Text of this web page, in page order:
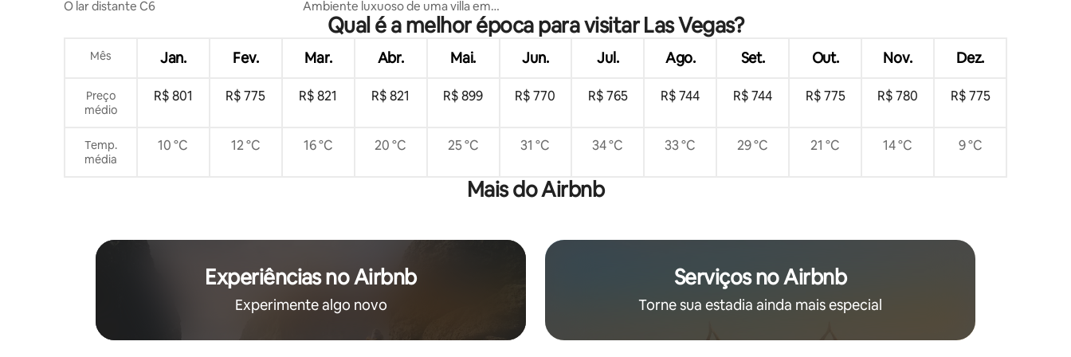
O lar distante C6
Ambiente luxuoso de uma villa em
Santorini • Suíte Master iluminada pelo
Qual é a melhor época para visitar Las Vegas?
Mês Jan. Fev. Mar. Abr. Mai. Jun. Jul. Ago. Set. Out. Nov. Dez.
Preço
médio
R$ 801 R$ 775 R$ 821 R$ 821 R$ 899 R$ 770 R$ 765 R$ 744 R$ 744 R$ 775 R$ 780 R$ 775
Temp.
média
10 °C 12 °C 16 °C 20 °C 25 °C 31 °C 34 °C 33 °C 29 °C 21 °C 14 °C 9 °C
Mais do Airbnb
Experiências no Airbnb
Experimente algo novo
Serviços no Airbnb
Torne sua estadia ainda mais especial